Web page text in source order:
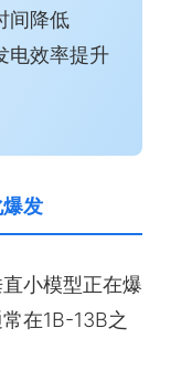
间降低
电效率提升
发
小模型正在爆
在1B-13B之